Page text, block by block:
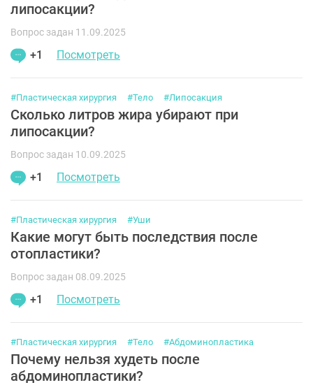
липосакции?
Вопрос задан 11.09.2025
+1 Посмотреть
#Пластическая хирургия #Тело #Липосакция
Сколько литров жира убирают при
липосакции?
Вопрос задан 10.09.2025
+1 Посмотреть
#Пластическая хирургия #Уши
Какие могут быть последствия после
отопластики?
Вопрос задан 08.09.2025
+1 Посмотреть
#Пластическая хирургия #Тело #Абдоминопластика
Почему нельзя худеть после
абдоминопластики?